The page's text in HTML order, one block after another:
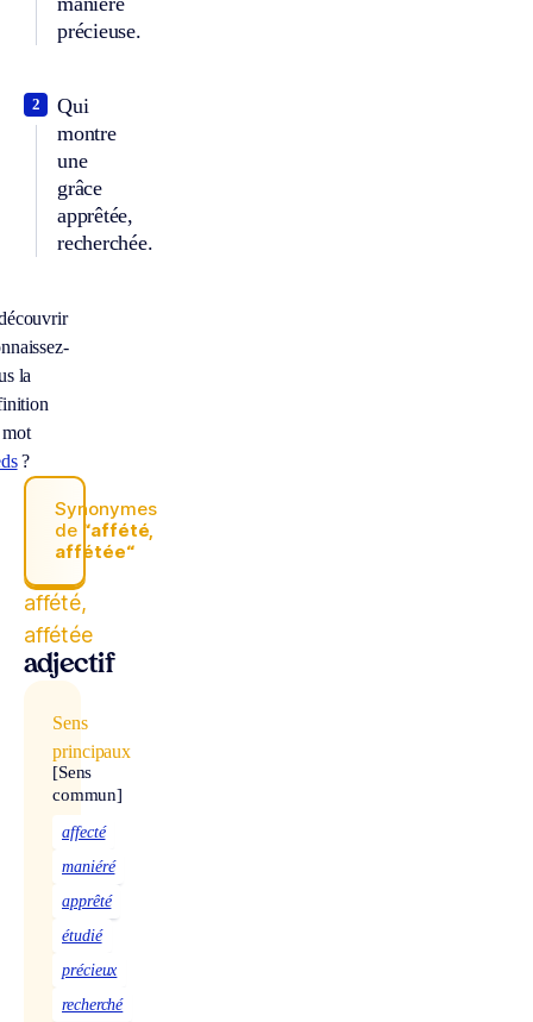
précieuse.
Qui
montre
une
grâce
apprêtée,
recherchée.
2
la
?
Synonymes
de “affété,
affétée“
affété,
affétée
adjectif
Sens
principaux
[Sens
commun]
affecté
maniéré
apprêté
étudié
précieux
recherché